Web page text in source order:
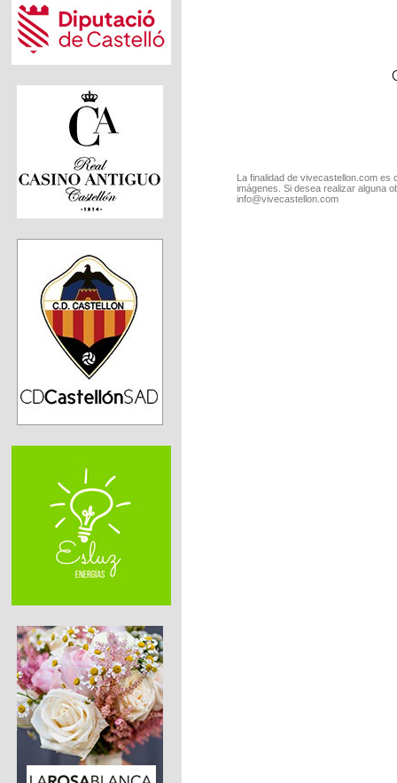
La finalidad de vivecastellon.com
imágenes. Si desea realizar alguna
info@vivecastellon.com